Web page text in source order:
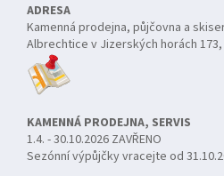
ADRESA
Kamenná prodejna, půjčovna a
Albrechtice v Jizerských horách 173,
KAMENNÁ PRODEJNA, SERVIS
1.4. - 30.10.2026 ZAVŘENO
Sezónní výpůjčky vracejte od